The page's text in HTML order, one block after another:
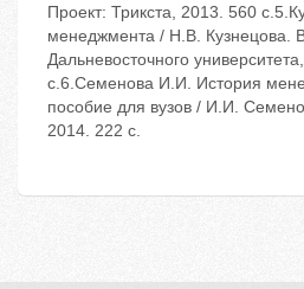
Проект: Трикста, 2013. 560
менеджмента / Н.В. Кузнецова.
Дальневосточного
с.6.Семенова И.И. История
пособие для вузов / И.И.
2014. 222 с.